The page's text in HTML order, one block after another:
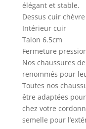
élégant et stable.
Dessus cuir
Intérieur cuir
Talon 6.5cm
Fermeture
Nos chaussures
renommés pour
Toutes nos
être adaptées
chez votre
semelle pour